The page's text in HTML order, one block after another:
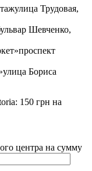
улица Трудовая,
Шевченко,
проспект
улица Бориса
150 грн на
центра на сумму